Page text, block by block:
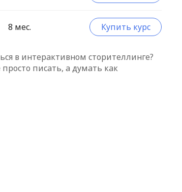
8 мес. Купить курс
в интерактивном сторителлинге?
писать, а думать как